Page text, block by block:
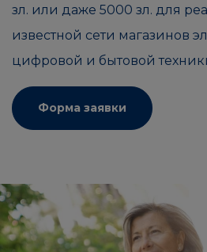
зл. или даже 5000 зл. для
известной сети магазинов
цифровой и бытовой
Форма заявки